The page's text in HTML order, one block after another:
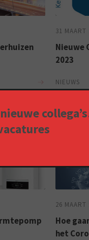
31 MAART
Nieuwe
2023
NIEUWS
26 MAART
Hoe
het